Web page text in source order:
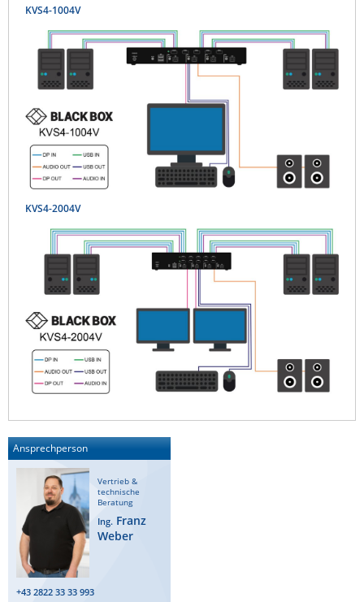
KVS4-1004V
KVS4-2004V
Ansprechperson
Vertrieb &
technische
Beratung
Ing. Franz
Weber
+43 2822 33 33 993